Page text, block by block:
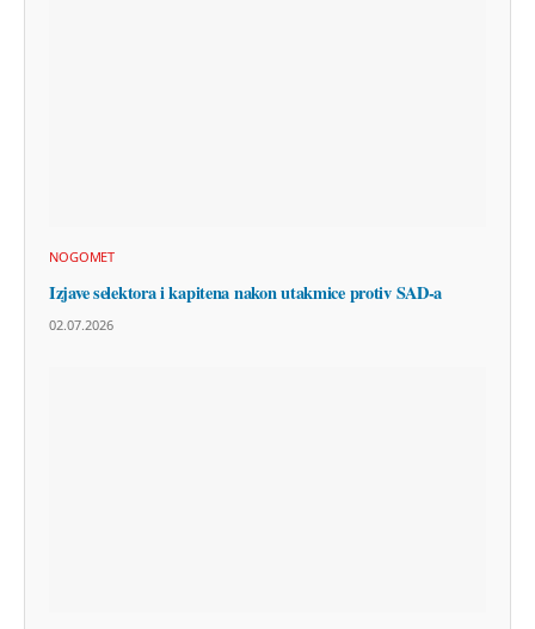
NOGOMET
Izjave selektora i kapitena nakon utakmice protiv SAD-a
02.07.2026